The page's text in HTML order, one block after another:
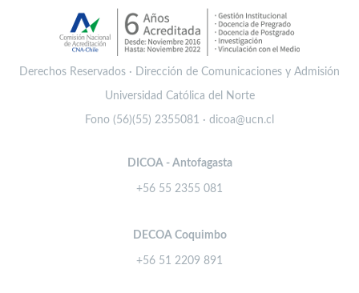
Derechos Reservados · Dirección de Comunicaciones y Admisión
Universidad Católica del Norte
Fono (56)(55) 2355081 · dicoa@ucn.cl
DICOA - Antofagasta
+56 55 2355 081
DECOA Coquimbo
+56 51 2209 891